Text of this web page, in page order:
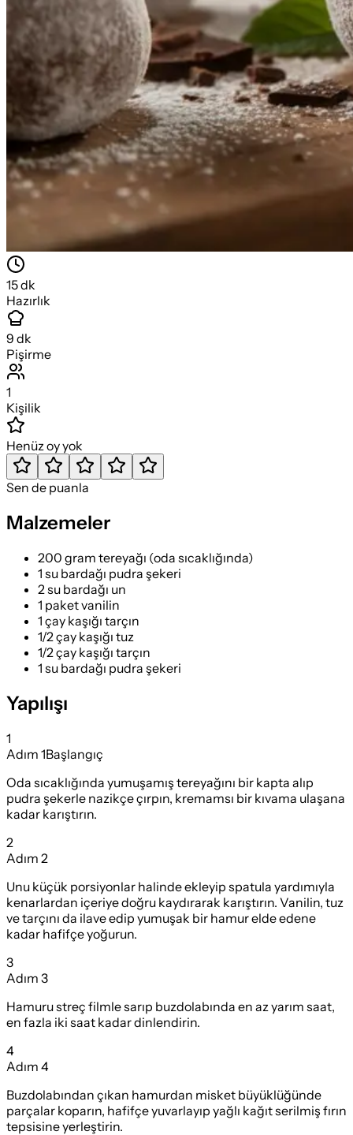
15dk
Hazırlık
9 dk
Pişirme
1
Kişilik
Henüz oy yok
Sen de puanla
Malzemeler
200 gram tereyağı (oda sıcaklığında)
1 su bardağı pudra şekeri
2 su bardağı un
1 paket vanilin
1 çay kaşığı tarçın
1/2 çay kaşığı tuz
1/2 çay kaşığı tarçın
1 su bardağı pudra şekeri
Yapılışı
1
Adım 1Başlangıç
Oda sıcaklığında yumuşamış tereyağını bir kapta alıp
pudra şekerle nazikçe çırpın, kremamsı bir kıvama ulaşana
kadar karıştırın.
2
Adım 2
Unu küçük porsiyonlar halinde ekleyip spatula yardımıyla
kenarlardan içeriye doğru kaydırarak karıştırın. Vanilin, tuz
ve tarçını da ilave edip yumuşak bir hamur elde edene
kadar hafifçe yoğurun.
3
Adım 3
Hamuru streç filmle sarıp buzdolabında en az yarım saat,
en fazla iki saat kadar dinlendirin.
4
Adım 4
Buzdolabından çıkan hamurdan misket büyüklüğünde
parçalar koparın, hafifçe yuvarlayıp yağlı kağıt serilmiş fırın
tepsisine yerleştirin.